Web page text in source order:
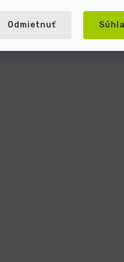
Odmietnuť